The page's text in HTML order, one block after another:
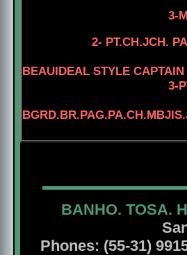
3-
2- PT.CH.JCH.
BEAUIDEAL STYLE
3-
BANHO. TOSA.
Phones: (55-31)